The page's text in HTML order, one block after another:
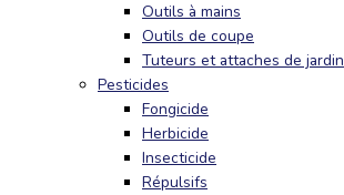
Outils à mains
Outils de coupe
Tuteurs et attaches de jardin
Pesticides
Fongicide
Herbicide
Insecticide
Répulsifs